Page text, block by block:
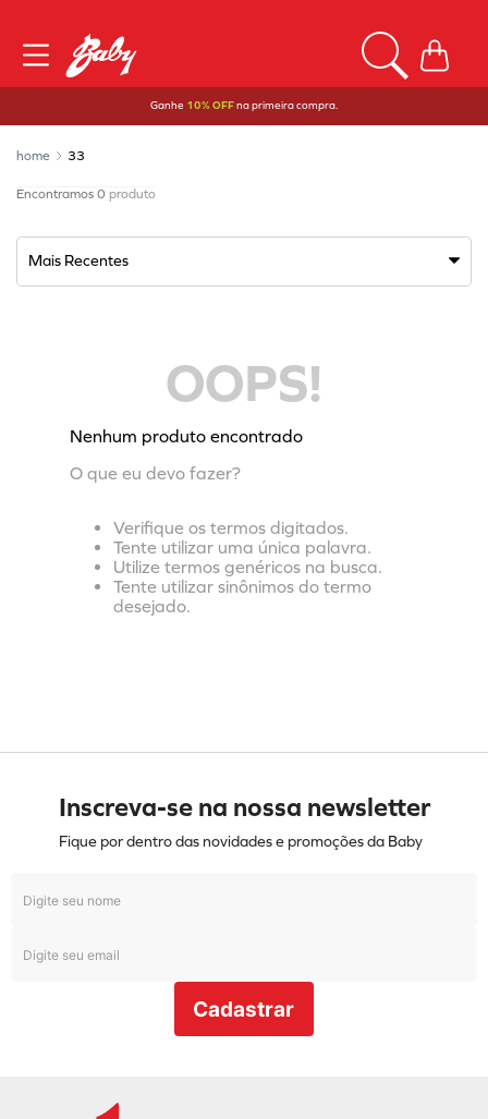
Ganhe 10% OFFna primeira compra.
33
0 produto
Mais Recentes
OOPS!
Nenhum produto encontrado
O que eu devo fazer?
Verifique os termos digitados.
Tente utilizar uma única palavra.
Utilize termos genéricos na busca.
Tente utilizar sinônimos do termo
desejado.
Inscreva-se na nossa newsletter
Fique por dentro das novidades e promoções da Baby
Cadastrar